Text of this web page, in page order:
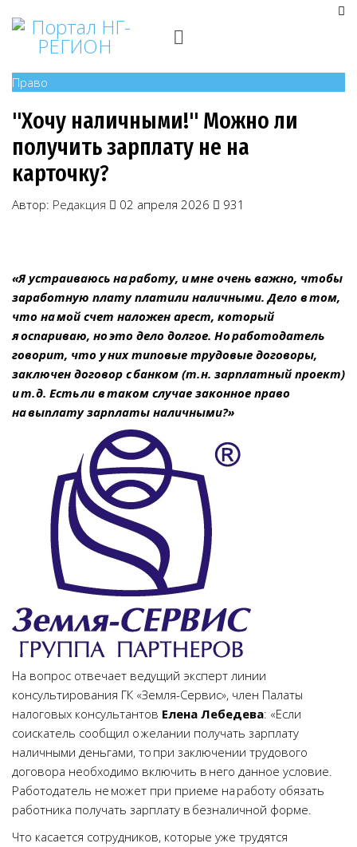
Право
"Хочу наличными!" Можно ли
получить зарплату не на
карточку?
Автор: Редакция 02 апреля 2026 931
«Я устраиваюсь на работу, и мне очень важно, чтобы
заработную плату платили наличными. Дело в том,
что на мой счет наложен арест, который
я оспариваю, но это дело долгое. Но работодатель
говорит, что у них типовые трудовые договоры,
заключен договор с банком (т. н. зарплатный проект)
и т. д. Есть ли в таком случае законное право
на выплату зарплаты наличными?»
На вопрос отвечает ведущий эксперт линии
консультирования ГК «Земля-Сервис», член Палаты
налоговых консультантов Елена Лебедева: «Если
соискатель сообщил о желании получать зарплату
наличными деньгами, то при заключении трудового
договора необходимо включить в него данное условие.
Работодатель не может при приеме на работу обязать
работника получать зарплату в безналичной форме.
Что касается сотрудников, которые уже трудятся